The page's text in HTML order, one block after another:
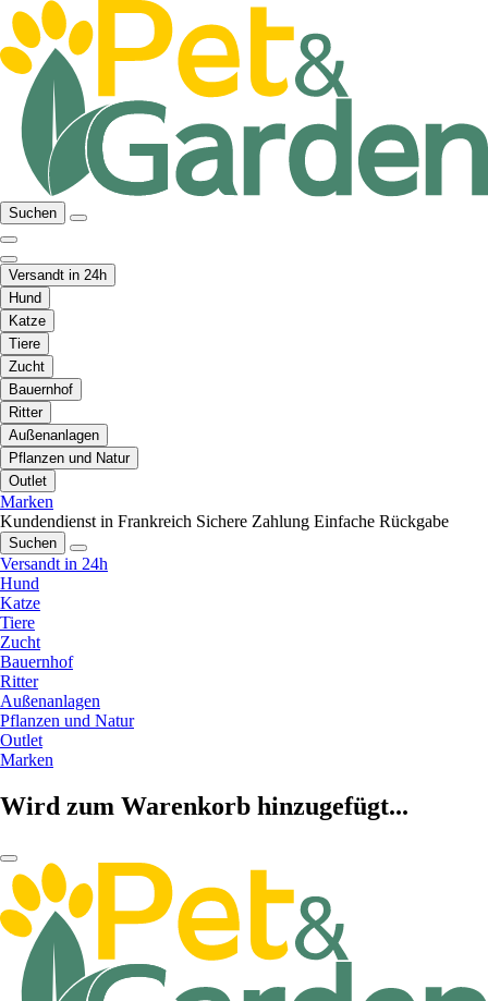
Suchen
Versandt in 24h
Hund
Katze
Tiere
Zucht
Bauernhof
Ritter
Außenanlagen
Pflanzen und Natur
Outlet
Marken
Kundendienst in Frankreich Sichere Zahlung Einfache Rückgabe
Suchen
Versandt in 24h
Hund
Katze
Tiere
Zucht
Bauernhof
Ritter
Außenanlagen
Pflanzen und Natur
Outlet
Marken
Wird zum Warenkorb hinzugefügt...